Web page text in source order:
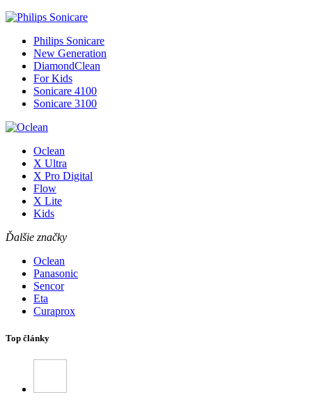
Philips Sonicare
New Generation
DiamondClean
For Kids
Sonicare 4100
Sonicare 3100
Oclean
X Ultra
X Pro Digital
Flow
X Lite
Kids
Ďalšie značky
Oclean
Panasonic
Sencor
Eta
Curaprox
Top články